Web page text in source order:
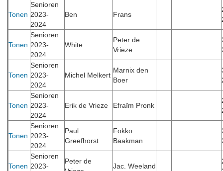
Tonen
Senioren
2023-
2024
Ben Frans
Tonen
Senioren
2023-
2024
White
Peter de
Vrieze
Tonen
Senioren
2023-
2024
Michel Melkert
Marnix den
Boer
Tonen
Senioren
2023-
2024
Erik de Vrieze Efraïm Pronk
Tonen
Senioren
2023-
2024
Paul
Greefhorst
Fokko
Baakman
Tonen
Senioren
2023-
Peter de
Jac. Weeland